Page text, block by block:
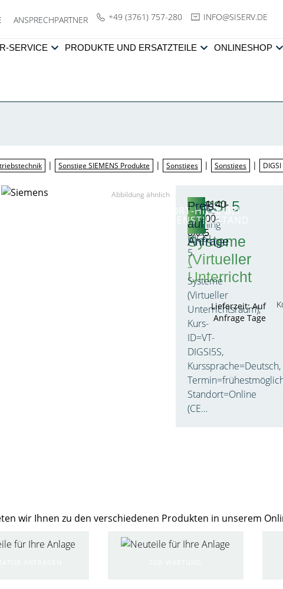
ANSPRECHPARTNER +49 (3761) 757-280 ED.VRE
SIS@OF
NI
SERVICE PRODUKTE UND ERSATZTEILE ONLINESHOP
| Sonstige SIEMENS Produkte | Sonstiges | Sonstiges |
Abbildung ähnlich
DIGSI 5
–
Systeme
(Virtueller
Unterricht
9CA4140-
4SD00-
0XA5
Online-
Training
DIGSI
5
–
Systeme
(Virtueller
Unterrichtsraum),
Kurs-
ID=VT-
DIGSI5S,
Kurssprache=Deutsch,
Standort=Online
(CE…
SOFORT-HILFE BEI
ANLAGENSTILLSTAND
Preis
auf
Anfrage
Lieferzeit: Auf
Anfrage Tage
wir Ihnen zu den verschiedenen Produkten in unserem